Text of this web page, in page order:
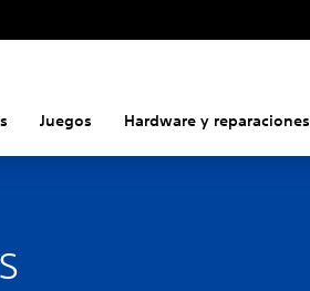
Juegos Hardware y reparaciones